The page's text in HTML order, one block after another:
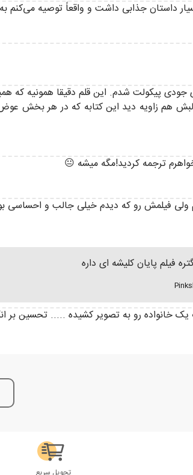
داستان جذابی داشت و واقعاً توصیه می‌کنم
پیکولت شدم. این قلم دقیقا همونیه که
هم زاویه دید این کتابه که در هر بخش
ترجمه کردید!مگه میشه 😐
فیلمش رو که دیدم خیلی جالب و احساسی
فیلم پایان کلیشه ای داره
خانواده رو به تصویر کشیده ..... تحسین بر